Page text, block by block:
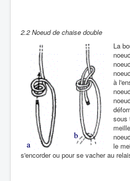
2.2 Noeud de chaise double
La
à
sous
le
s'encorder ou pour se vacher au